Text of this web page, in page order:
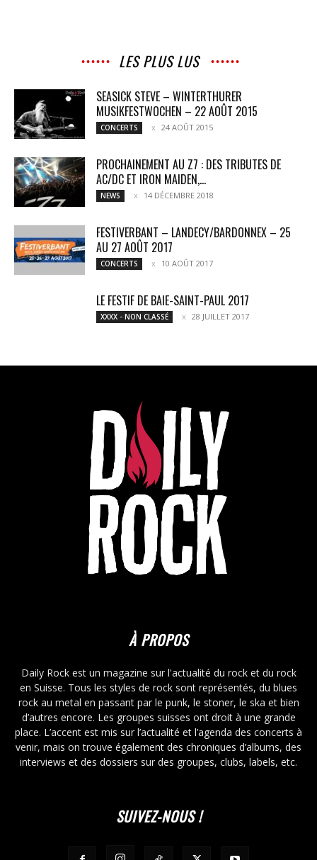
LES PLUS LUS
SEASICK STEVE – WINTERTHURER
MUSIKFESTWOCHEN – 22 AOÛT 2015
CONCERTS 24 AOÛT 2015
PROCHAINEMENT AU Z7 : DES TRIBUTES DE
AC/DC ET IRON MAIDEN,...
NEWS 14 DÉCEMBRE 2018
FESTIVERBANT – LANDECY/BARDONNEX – 25
AU 27 AOÛT 2017
CONCERTS 10 AOÛT 2017
LE FESTIF DE BAIE-SAINT-PAUL 2017
XXXX - NON CLASSÉ 28 JUILLET 2017
À PROPOS
Daily Rock est un magazine sur l'actualité du rock et du rock
en Suisse. Tous les styles de rock sont représentés, du blues
rock au metal en passant par le punk, le stoner, le ska et bien
d’autres encore. Les groupes suisses ont droit à une grande
place. L’accent est mis sur l’actualité et l’agenda des concerts à
venir, mais on trouve également des chroniques d’albums, des
interviews et des dossiers sur des groupes, clubs, labels, etc.
SUIVEZ-NOUS !